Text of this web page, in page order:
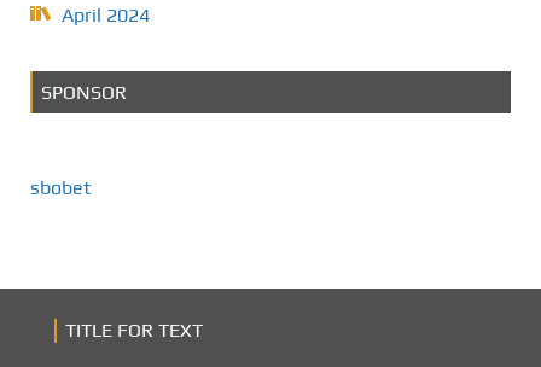
April 2024
SPONSOR
sbobet
TITLE FOR TEXT